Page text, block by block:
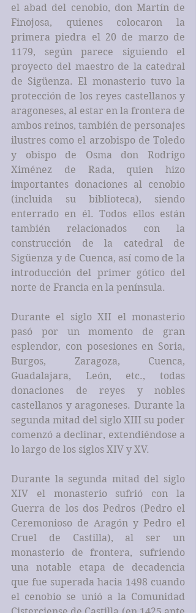
el abad del cenobio, don Martín de
Finojosa, quienes colocaron la
primera piedra el 20 de marzo de
1179, según parece siguiendo el
proyecto del maestro de la catedral
de Sigüenza. El monasterio tuvo la
protección de los reyes castellanos y
aragoneses, al estar en la frontera de
ambos reinos, también de personajes
ilustres como el arzobispo de Toledo
y obispo de Osma don Rodrigo
Ximénez de Rada, quien hizo
importantes donaciones al cenobio
(incluida su biblioteca), siendo
enterrado en él. Todos ellos están
también relacionados con la
construcción de la catedral de
Sigüenza y de Cuenca, así como de la
introducción del primer gótico del
norte de Francia en la península.
Durante el siglo XII el monasterio
pasó por un momento de gran
esplendor, con posesiones en Soria,
Burgos, Zaragoza, Cuenca,
Guadalajara, León, etc., todas
donaciones de reyes y nobles
castellanos y aragoneses. Durante la
segunda mitad del siglo XIII su poder
comenzó a declinar, extendiéndose a
lo largo de los siglos XIV y XV.
Durante la segunda mitad del siglo
XIV el monasterio sufrió con la
Guerra de los dos Pedros (Pedro el
Ceremonioso de Aragón y Pedro el
Cruel de Castilla), al ser un
monasterio de frontera, sufriendo
una notable etapa de decadencia
que fue superada hacia 1498 cuando
el cenobio se unió a la Comunidad